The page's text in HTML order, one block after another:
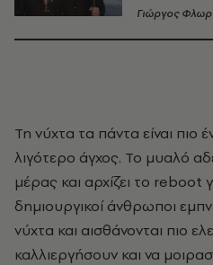
Γιώργος
Τη νύχτα τα πάντα είναι πιο
λιγότερο άγχος. Το μυαλό
μέρας και αρχίζει το reboot
δημιουργικοί άνθρωποι
νύχτα και αισθάνονται πιο
καλλιεργήσουν και να